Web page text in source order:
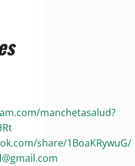
manchetasalud?
share/1BoaKRywuG/